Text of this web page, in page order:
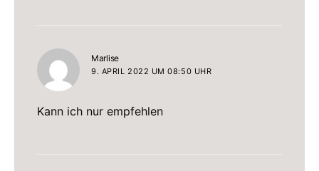
Marlisesagt:
9. APRIL 2022 UM 08:50 UHR
Kann ich nur empfehlen